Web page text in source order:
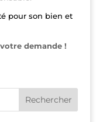
pour son bien et
demande !